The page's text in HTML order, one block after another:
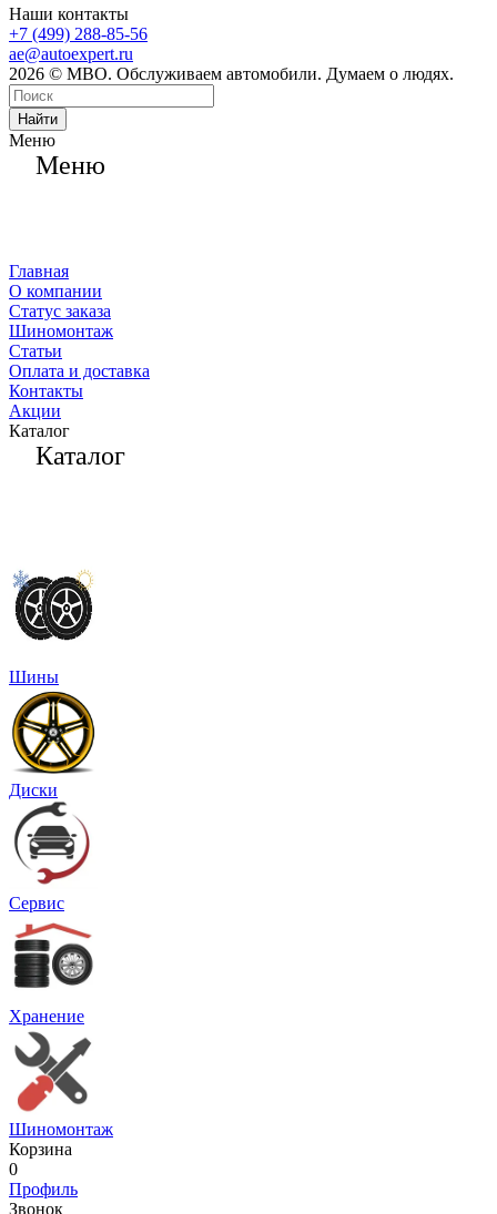
Наши контакты
+7 (499) 288-85-56
ae@autoexpert.ru
2026 © МВО. Обслуживаем автомобили. Думаем о людях.
Найти
Меню
Меню
Главная
О компании
Статус заказа
Шиномонтаж
Статьи
Оплата и доставка
Контакты
Акции
Каталог
Каталог
Шины
Диски
Сервис
Хранение
Шиномонтаж
Корзина
0
Профиль
Звонок